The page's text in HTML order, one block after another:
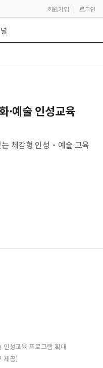
회원가입 | 로그인
·예술 인성교육
체감형 인성‧예술 교육
인성교육 프로그램 확대
제공)